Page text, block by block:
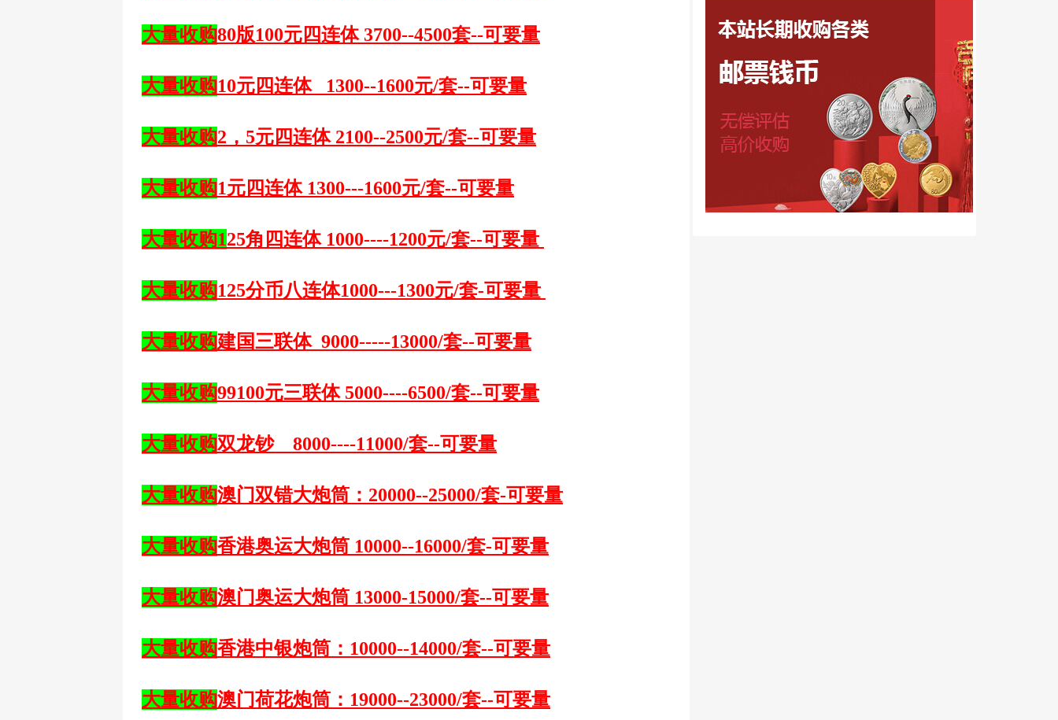
大量收购80版100元四连体 3700--4500套--可要量
大量收购10元四连体 1300--1600元/套--可要量
大量收购2，5元四连体 2100--2500元/套--可要量
大量收购1元四连体 1300---1600元/套--可要量
大量收购125角四连体 1000----1200元/套--可要量
大量收购125分币八连体1000---1300元/套-可要量
大量收购建国三联体 9000-----13000/套--可要量
大量收购99100元三联体 5000----6500/套--可要量
大量收购双龙钞 8000----11000/套--可要量
大量收购澳门双错大炮筒： 20000--25000/套-可要量
大量收购香港奥运大炮筒 10000--16000/套-可要量
大量收购澳门奥运大炮筒 13000-15000/套--可要量
大量收购香港中银炮筒： 10000--14000/套--可要量
大量收购澳门荷花炮筒： 19000--23000/套--可要量